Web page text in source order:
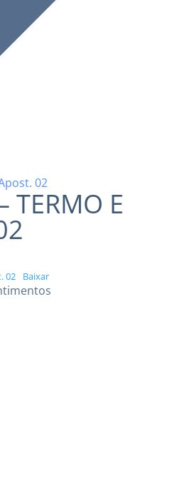
02
TERMO E
02 Baixar